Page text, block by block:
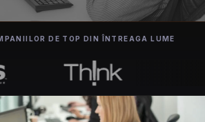
DE TOP DIN ÎNTREAGA LUME